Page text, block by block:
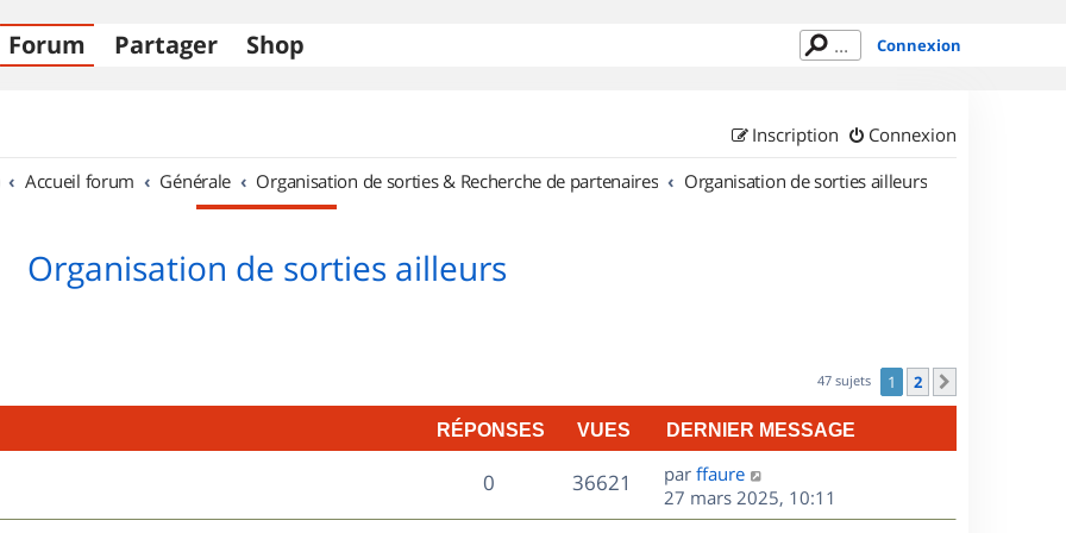
Forum Partager Shop Connexion
Connexion
Inscription
Accueil forum Générale Organisation de sorties & Recherche de partenaires Organisation de sorties ailleurs
Organisation de sorties ailleurs
47 sujets 1 2
RÉPONSES VUES DERNIER MESSAGE
0R
é
36621
u
D
e
r
par ffaure
27 mars 2025, 10:11